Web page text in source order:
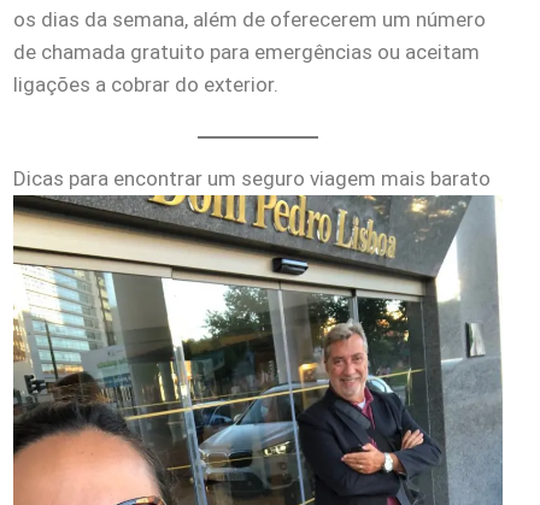
os dias da semana, além de oferecerem um número
de chamada gratuito para emergências ou aceitam
ligações a cobrar do exterior.
Dicas para encontrar um seguro viagem mais barato